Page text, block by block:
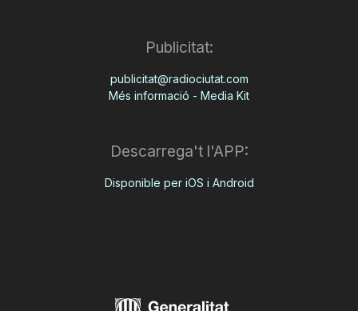
Publicitat:
publicitat@radiociutat.com
Més informació - Media Kit
Descarrega't l'APP:
Disponible per iOS i Android